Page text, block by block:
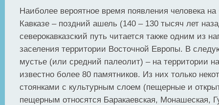
Наиболее вероятное время появления человека
Кавказе – поздний ашель (140 – 130 тысяч лет
северокавказский путь читается также одним из
заселения территории Восточной Европы. В
мустье (или средний палеолит) – на территории
известно более 80 памятников. Из них только
стоянками с культурным слоем (пещерные и
пещерным относятся Баракаевская, Монашеская,